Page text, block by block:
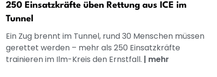
250 Einsatzkräfte üben Rettung aus ICE im
Tunnel
Ein Zug brennt im Tunnel, rund 30 Menschen müssen
gerettet werden – mehr als 250 Einsatzkräfte
trainieren im Ilm-Kreis den Ernstfall. | mehr